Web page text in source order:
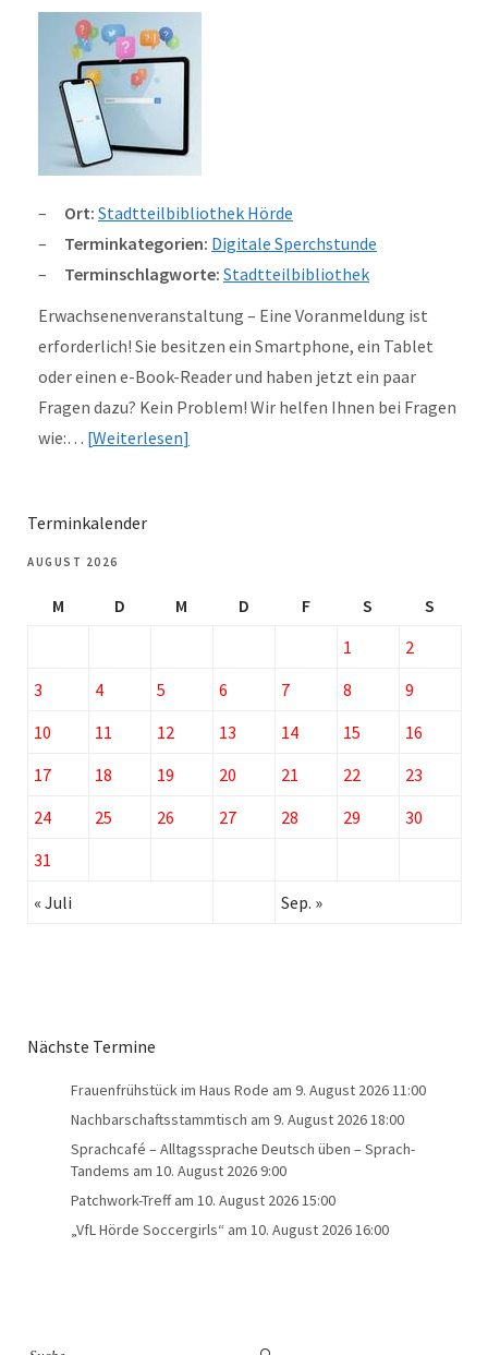
Ort: Stadtteilbibliothek Hörde
Terminkategorien: Digitale Sperchstunde
Terminschlagworte: Stadtteilbibliothek
Erwachsenenveranstaltung – Eine Voranmeldung ist
erforderlich! Sie besitzen ein Smartphone, ein Tablet
oder einen e-Book-Reader und haben jetzt ein paar
Fragen dazu? Kein Problem! Wir helfen Ihnen bei Fragen
wie:… Weiterlesen
Terminkalender
AUGUST 2026
M D M D F S
S
1
2
3
4 5 6 7 8
9
10
11 12 13 14 15
16
17
18 19 20 21 22
23
24
25 26 27 28 29
30
31
« Juli
Sep. »
Nächste Termine
Frauenfrühstück im Haus Rode am 9. August 2026 11:00
Nachbarschaftsstammtisch am 9. August 2026 18:00
Sprachcafé – Alltagssprache Deutsch üben – Sprach-
Tandems am 10. August 2026 9:00
Patchwork-Treffam 10. August 2026 15:00
„VfL Hörde Soccergirls“ am 10. August 2026 16:00